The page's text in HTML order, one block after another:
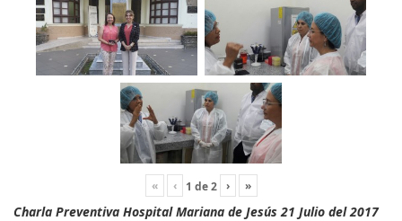
« ‹ 1 de2 › »
Charla Preventiva Hospital Mariana de Jesús 21 Julio del 2017